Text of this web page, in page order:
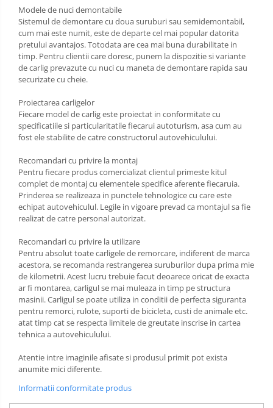
Carlige Peugeot
Carlige Plymouth
Carlige Polestar
Carlige Porsche
Carlige Renault
Carlige Seat
Carlige Skoda
Carlige SsangYong
Carlige Subaru
Carlige Suzuki
Carlige Toyota
Carlige Volkswagen
Carlige Volvo
Carlige Xpeng
Carlige Xpeng G6
Carlige Xpeng G9
Scut motor Tesla
Scut motor Toyota
Scut motor Volvo
Scut motor Volvo C40
Scut motor Volvo V90
Scut motor Volvo XC40
Scut motor Vw
Modele de nuci demontabile
Sistemul de demontare cu doua suruburi sau semidemontabil,
cum mai este numit, este de departe cel mai popular datorita
pretului avantajos. Totodata are cea mai buna durabilitate in
timp. Pentru clientii care doresc, punem la dispozitie si variante
de carlig prevazute cu nuci cu maneta de demontare rapida sau
securizate cu cheie.
Proiectarea carligelor
Fiecare model de carlig este proiectat in conformitate cu
specificatiile si particularitatile fiecarui autoturism, asa cum au
fost ele stabilite de catre constructorul autovehiculului.
Recomandari cu privire la montaj
Pentru fiecare produs comercializat clientul primeste kitul
complet de montaj cu elementele specifice aferente fiecaruia.
Prinderea se realizeaza in punctele tehnologice cu care este
echipat autovehiculul. Legile in vigoare prevad ca montajul sa fie
realizat de catre personal autorizat.
Recomandari cu privire la utilizare
Pentru absolut toate carligele de remorcare, indiferent de marca
acestora, se recomanda restrangerea suruburilor dupa prima mie
de kilometrii. Acest lucru trebuie facut deoarece oricat de exacta
ar fi montarea, carligul se mai muleaza in timp pe structura
masinii. Carligul se poate utiliza in conditii de perfecta siguranta
pentru remorci, rulote, suporti de bicicleta, custi de animale etc.
atat timp cat se respecta limitele de greutate inscrise in cartea
tehnica a autovehiculului.
Atentie intre imaginile afisate si produsul primit pot exista
anumite mici diferente.
Informatii conformitate produs